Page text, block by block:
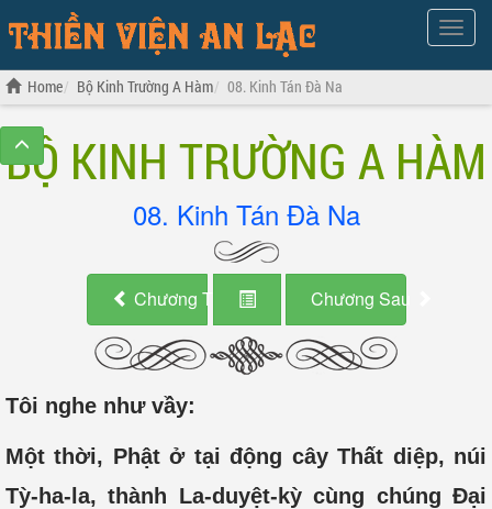
Show
Menu
Home Bộ Kinh Trường A Hàm 08. Kinh Tán Đà Na
BỘ KINH TRƯỜNG A HÀM
08. Kinh Tán Đà Na
Chương Trước Chương Sau
Tôi nghe như vầy:
Một thời, Phật ở tại động cây Thất diệp, núi
Tỳ-ha-la, thành La-duyệt-kỳ cùng chúng Đại